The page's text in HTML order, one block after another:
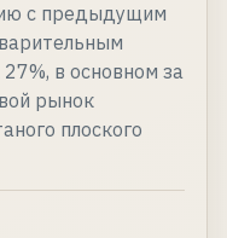
с предыдущим
в основном за
рынок
плоского